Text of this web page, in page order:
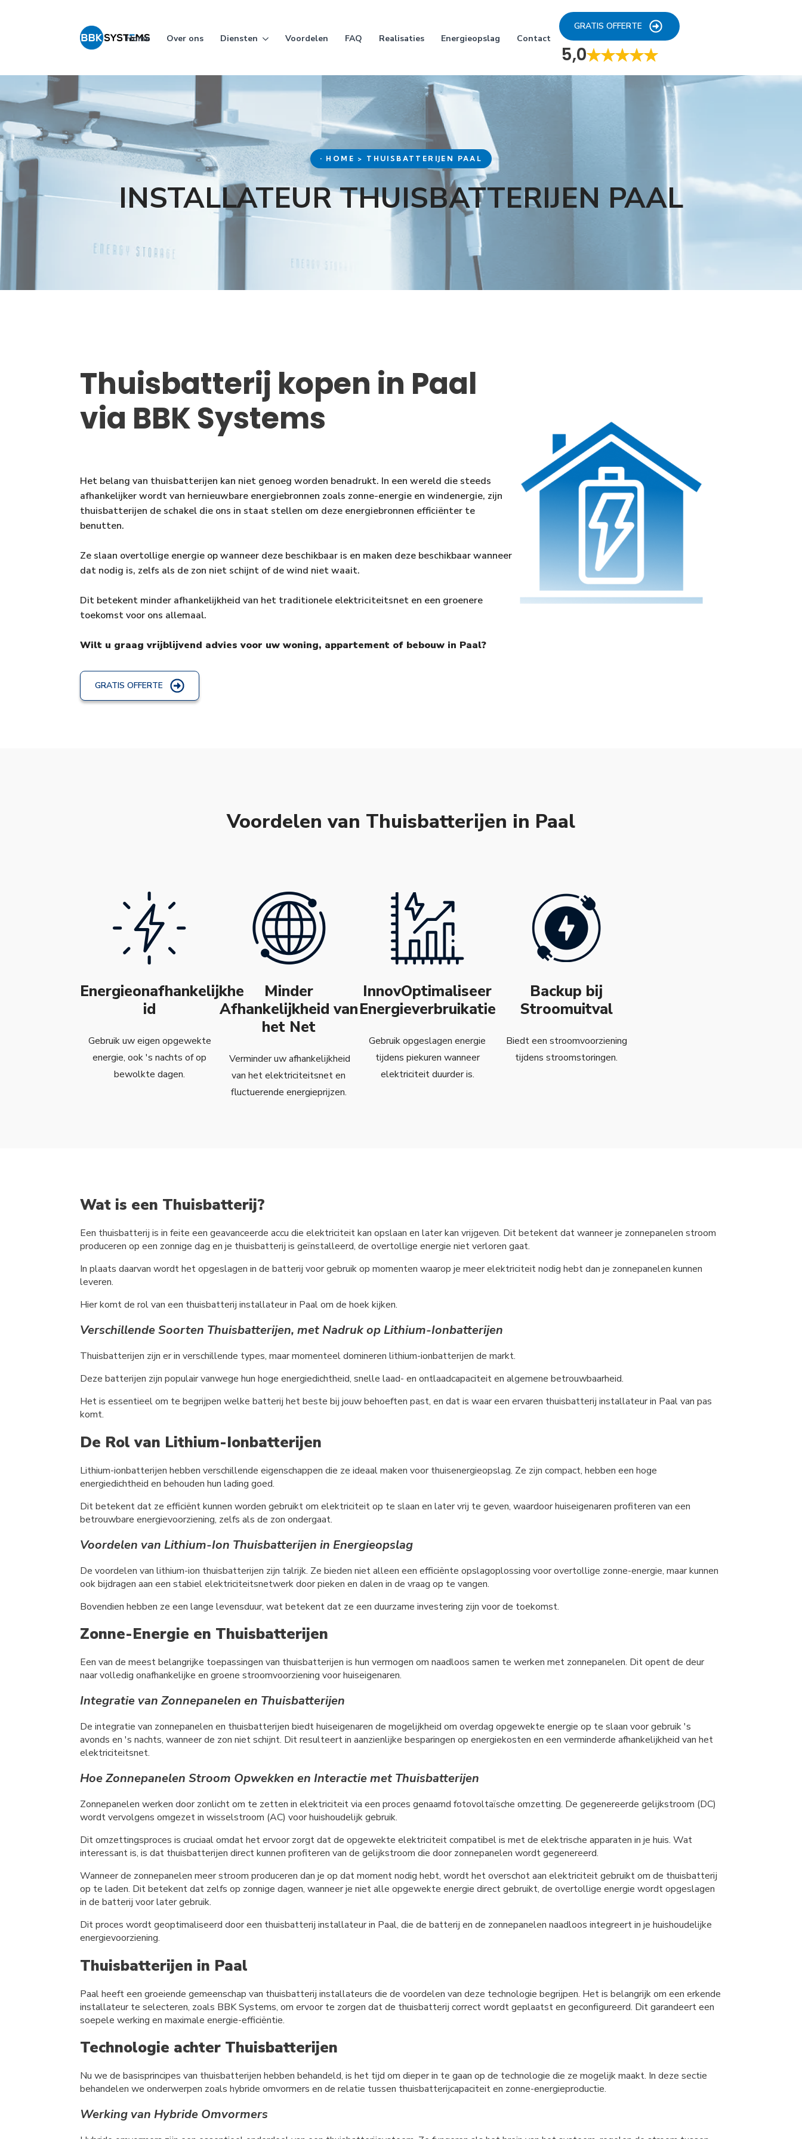
Home Over ons Diensten Voordelen FAQ Realisaties Energieopslag Contact
GRATIS OFFERTE
5,0
• HOME > THUISBATTERIJEN PAAL
INSTALLATEUR THUISBATTERIJEN PAAL
Thuisbatterij kopen in Paal
via BBK Systems
Het belang van thuisbatterijen kan niet genoeg worden benadrukt. In een wereld die steeds
afhankelijker wordt van hernieuwbare energiebronnen zoals zonne-energie en windenergie, zijn
thuisbatterijen de schakel die ons in staat stellen om deze energiebronnen efficiënter te
benutten.
Ze slaan overtollige energie op wanneer deze beschikbaar is en maken deze beschikbaar wanneer
dat nodig is, zelfs als de zon niet schijnt of de wind niet waait.
Dit betekent minder afhankelijkheid van het traditionele elektriciteitsnet en een groenere
toekomst voor ons allemaal.
Wilt u graag vrijblijvend advies voor uw woning, appartement of bebouw in Paal?
GRATIS OFFERTE
Voordelen van Thuisbatterijen in Paal
Energieonafhankelijkhe
id
Gebruik uw eigen opgewekte
energie, ook 's nachts of op
bewolkte dagen.
Minder
Afhankelijkheid van
het Net
Verminder uw afhankelijkheid
van het elektriciteitsnet en
fluctuerende energieprijzen.
InnovOptimaliseer
Energieverbruikatie
Gebruik opgeslagen energie
tijdens piekuren wanneer
elektriciteit duurder is.
Backup bij
Stroomuitval
Biedt een stroomvoorziening
tijdens stroomstoringen.
Wat is een Thuisbatterij?
Een thuisbatterij is in feite een geavanceerde accu die elektriciteit kan opslaan en later kan vrijgeven. Dit betekent dat wanneer je zonnepanelen stroom
produceren op een zonnige dag en je thuisbatterij is geïnstalleerd, de overtollige energie niet verloren gaat.
In plaats daarvan wordt het opgeslagen in de batterij voor gebruik op momenten waarop je meer elektriciteit nodig hebt dan je zonnepanelen kunnen
leveren.
Hier komt de rol van een thuisbatterij installateur in Paal om de hoek kijken.
Verschillende Soorten Thuisbatterijen, met Nadruk op Lithium-Ionbatterijen
Thuisbatterijen zijn er in verschillende types, maar momenteel domineren lithium-ionbatterijen de markt.
Deze batterijen zijn populair vanwege hun hoge energiedichtheid, snelle laad- en ontlaadcapaciteit en algemene betrouwbaarheid.
Het is essentieel om te begrijpen welke batterij het beste bij jouw behoeften past, en dat is waar een ervaren thuisbatterij installateur in Paal van pas
komt.
De Rol van Lithium-Ionbatterijen
Lithium-ionbatterijen hebben verschillende eigenschappen die ze ideaal maken voor thuisenergieopslag. Ze zijn compact, hebben een hoge
energiedichtheid en behouden hun lading goed.
Dit betekent dat ze efficiënt kunnen worden gebruikt om elektriciteit op te slaan en later vrij te geven, waardoor huiseigenaren profiteren van een
betrouwbare energievoorziening, zelfs als de zon ondergaat.
Voordelen van Lithium-Ion Thuisbatterijen in Energieopslag
De voordelen van lithium-ion thuisbatterijen zijn talrijk. Ze bieden niet alleen een efficiënte opslagoplossing voor overtollige zonne-energie, maar kunnen
ook bijdragen aan een stabiel elektriciteitsnetwerk door pieken en dalen in de vraag op te vangen.
Bovendien hebben ze een lange levensduur, wat betekent dat ze een duurzame investering zijn voor de toekomst.
Zonne-Energie en Thuisbatterijen
Een van de meest belangrijke toepassingen van thuisbatterijen is hun vermogen om naadloos samen te werken met zonnepanelen. Dit opent de deur
naar volledig onafhankelijke en groene stroomvoorziening voor huiseigenaren.
Integratie van Zonnepanelen en Thuisbatterijen
De integratie van zonnepanelen en thuisbatterijen biedt huiseigenaren de mogelijkheid om overdag opgewekte energie op te slaan voor gebruik 's
avonds en 's nachts, wanneer de zon niet schijnt. Dit resulteert in aanzienlijke besparingen op energiekosten en een verminderde afhankelijkheid van het
elektriciteitsnet.
Hoe Zonnepanelen Stroom Opwekken en Interactie met Thuisbatterijen
Zonnepanelen werken door zonlicht om te zetten in elektriciteit via een proces genaamd fotovoltaïsche omzetting. De gegenereerde gelijkstroom (DC)
wordt vervolgens omgezet in wisselstroom (AC) voor huishoudelijk gebruik.
Dit omzettingsproces is cruciaal omdat het ervoor zorgt dat de opgewekte elektriciteit compatibel is met de elektrische apparaten in je huis. Wat
interessant is, is dat thuisbatterijen direct kunnen profiteren van de gelijkstroom die door zonnepanelen wordt gegenereerd.
Wanneer de zonnepanelen meer stroom produceren dan je op dat moment nodig hebt, wordt het overschot aan elektriciteit gebruikt om de thuisbatterij
op te laden. Dit betekent dat zelfs op zonnige dagen, wanneer je niet alle opgewekte energie direct gebruikt, de overtollige energie wordt opgeslagen
in de batterij voor later gebruik.
Dit proces wordt geoptimaliseerd door een thuisbatterij installateur in Paal, die de batterij en de zonnepanelen naadloos integreert in je huishoudelijke
energievoorziening.
Thuisbatterijen in Paal
Paal heeft een groeiende gemeenschap van thuisbatterij installateurs die de voordelen van deze technologie begrijpen. Het is belangrijk om een erkende
installateur te selecteren, zoals BBK Systems, om ervoor te zorgen dat de thuisbatterij correct wordt geplaatst en geconfigureerd. Dit garandeert een
soepele werking en maximale energie-efficiëntie.
Technologie achter Thuisbatterijen
Nu we de basisprincipes van thuisbatterijen hebben behandeld, is het tijd om dieper in te gaan op de technologie die ze mogelijk maakt. In deze sectie
behandelen we onderwerpen zoals hybride omvormers en de relatie tussen thuisbatterijcapaciteit en zonne-energieproductie.
Werking van Hybride Omvormers